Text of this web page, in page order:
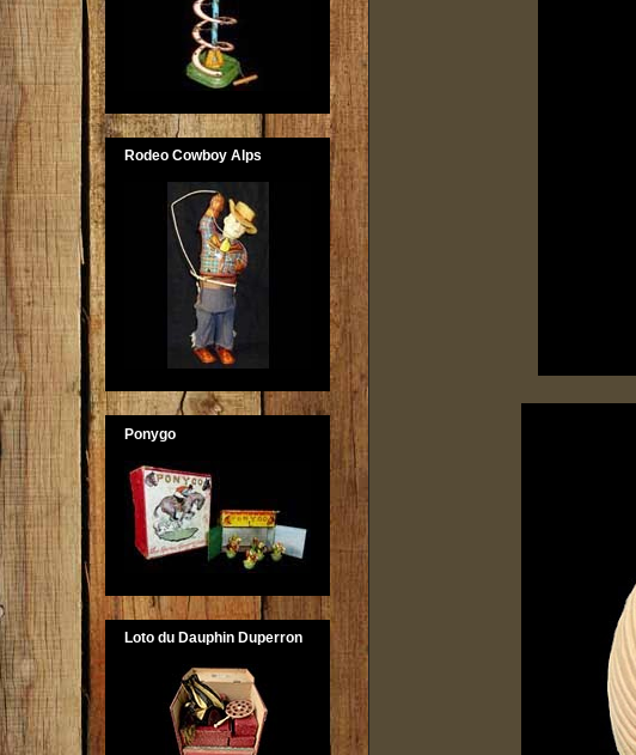
Rodeo Cowboy Alps
Ponygo
Loto du Dauphin Duperron